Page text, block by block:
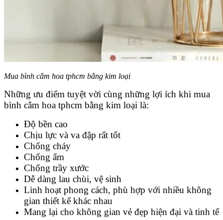
Mua bình cắm hoa tphcm bằng kim loại
Những ưu điểm tuyệt vời cùng những lợi ích khi mua
bình cắm hoa tphcm bằng kim loại là:
Độ bền cao
Chịu lực và va đập rất tốt
Chống cháy
Chống ẩm
Chống trầy xước
Dễ dàng lau chùi, vệ sinh
Linh hoạt phong cách, phù hợp với nhiều không
gian thiết kế khác nhau
Mang lại cho không gian vẻ đẹp hiện đại và tinh tế